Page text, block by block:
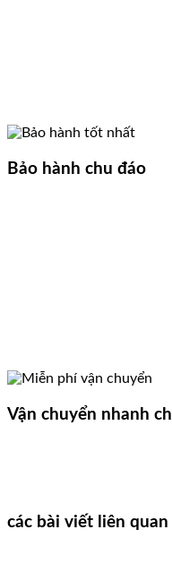
Bảo hành chu đáo
Vận chuyển nhanh
các bài viết liên quan